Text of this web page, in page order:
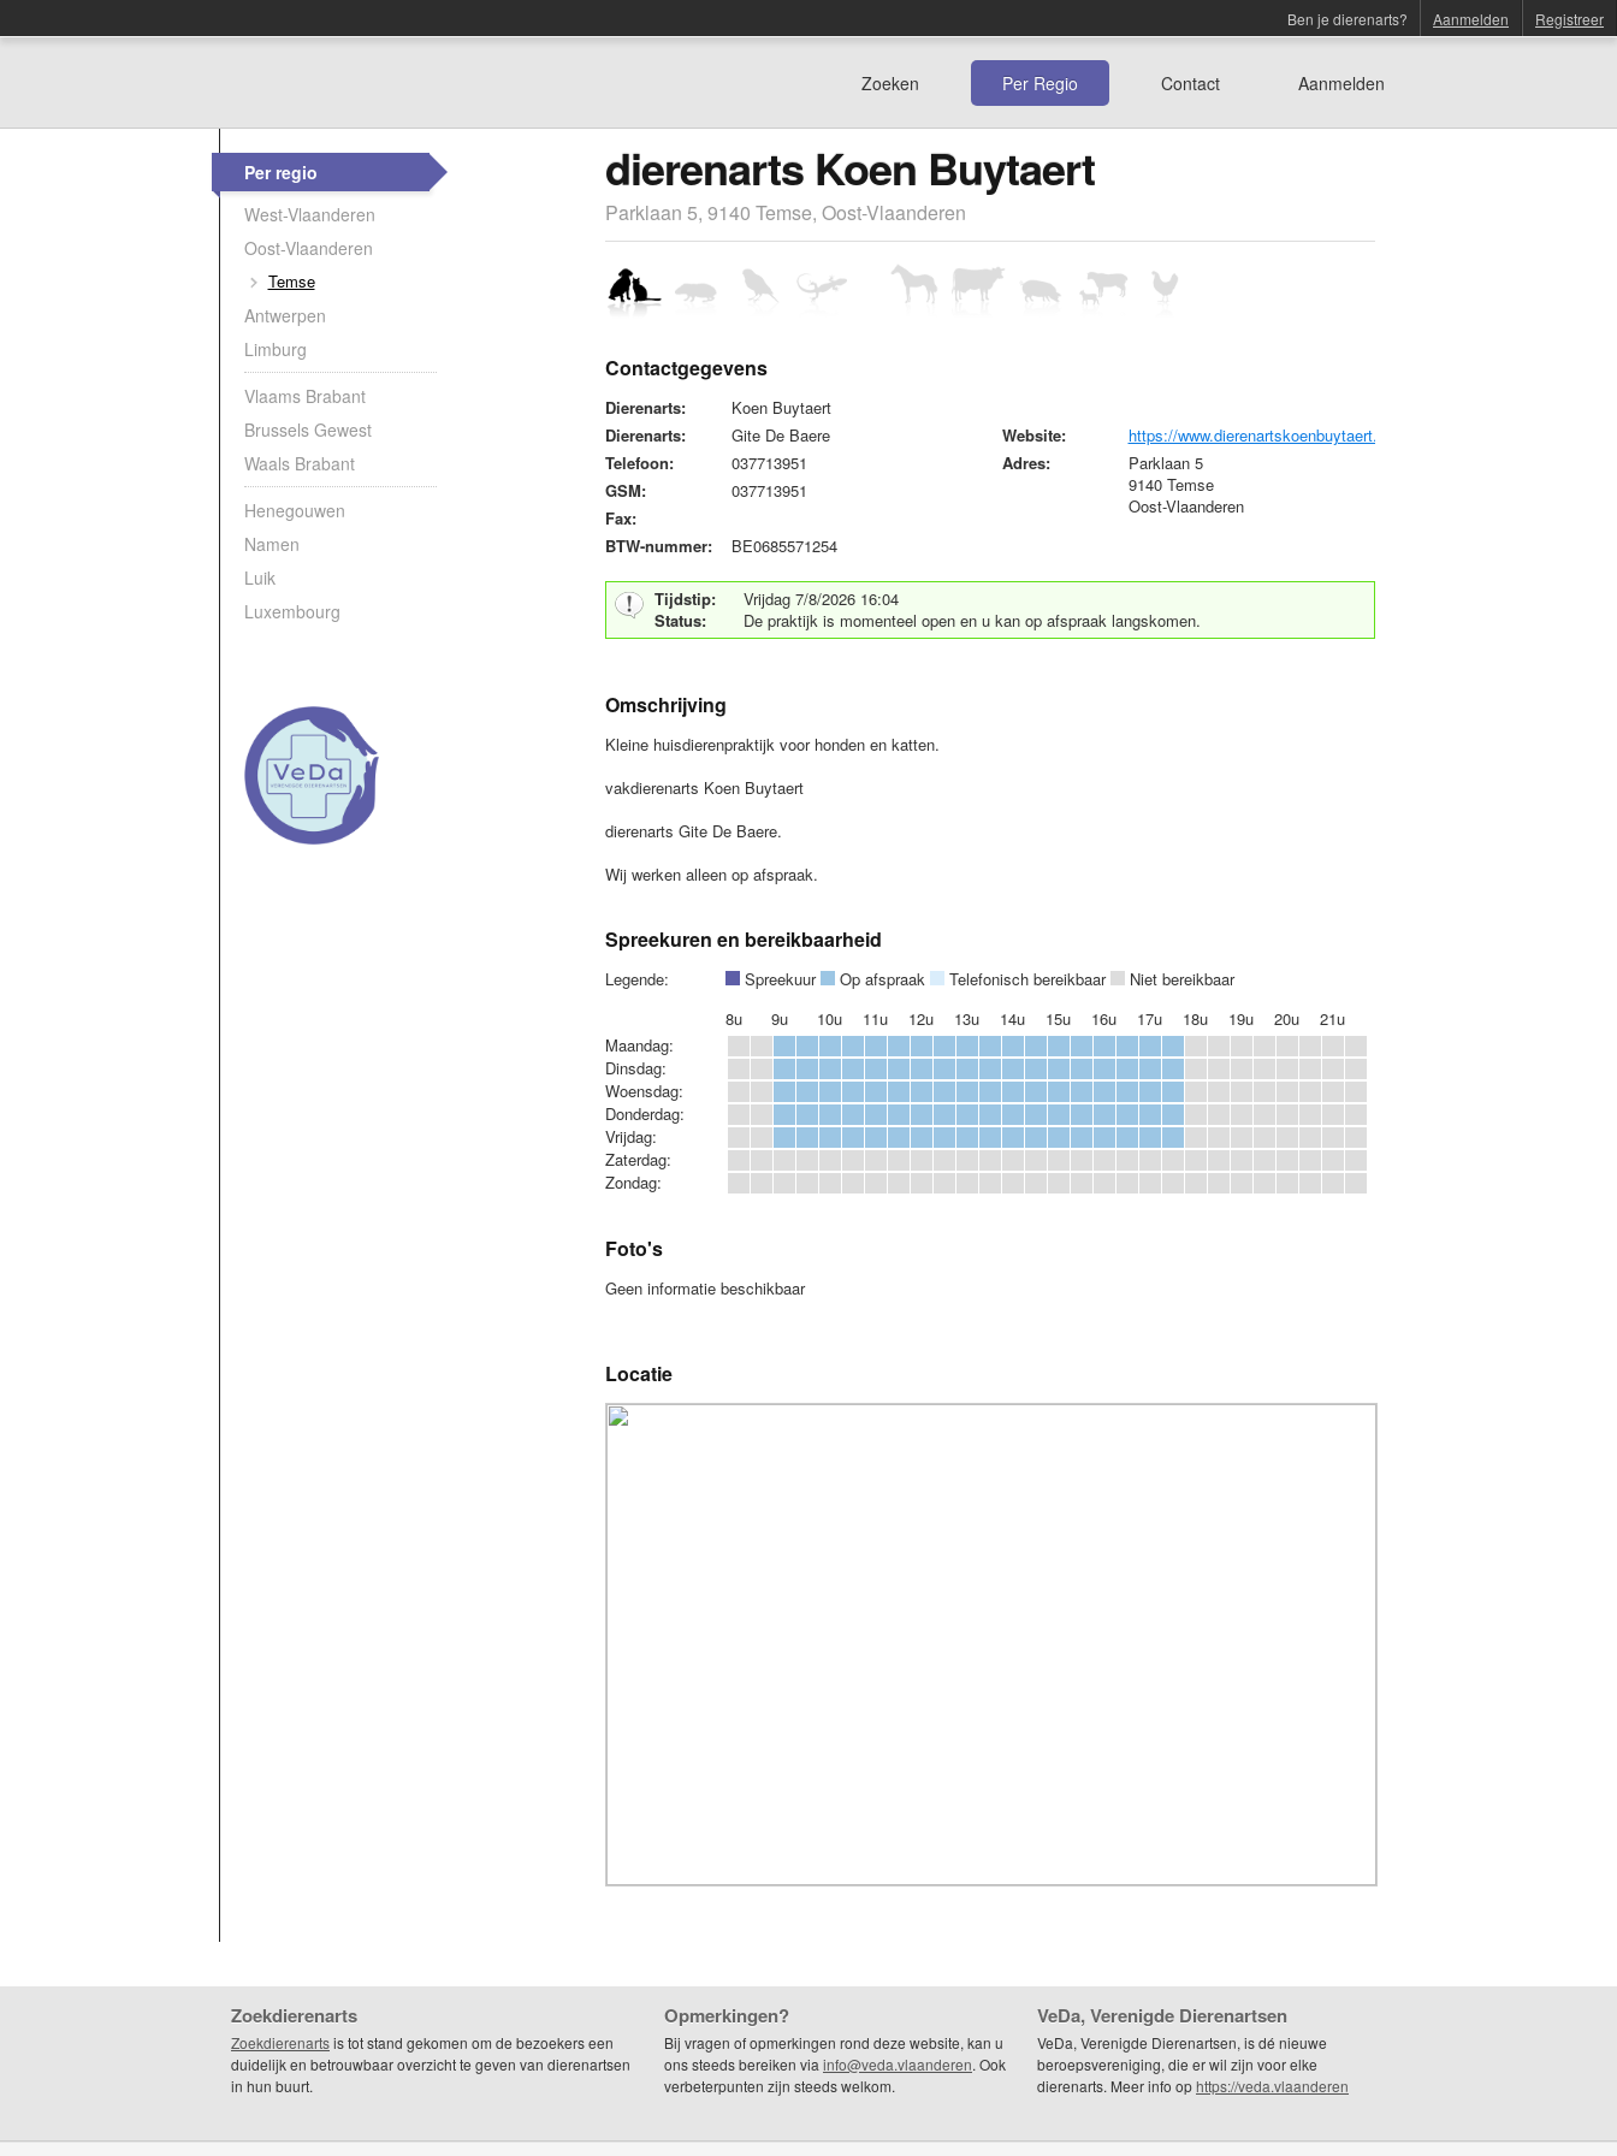
Aanmelden Registreer
Ben je dierenarts?
Zoeken Per Regio Contact Aanmelden
Per regio
West-Vlaanderen
Oost-Vlaanderen
Temse
Antwerpen
Limburg
Vlaams Brabant
Brussels Gewest
Waals Brabant
Henegouwen
Namen
Luik
Luxembourg
dierenarts Koen Buytaert
Parklaan 5, 9140 Temse, Oost-Vlaanderen
Contactgegevens
Dierenarts:
Koen Buytaert
Dierenarts:
Gite De Baere
Telefoon:
037713951
GSM:
037713951
Fax:
BTW-nummer:
BE0685571254
Website:
https://www.dierenartskoenbuytaert.be
Adres:
Parklaan 5
9140 Temse
Oost-Vlaanderen
Tijdstip:
Vrijdag 7/8/2026 16:04
Status:
De praktijk is momenteel open en u kan op afspraak langskomen.
Omschrijving
Kleine huisdierenpraktijk voor honden en katten.
vakdierenarts Koen Buytaert
dierenarts Gite De Baere.
Wij werken alleen op afspraak.
Spreekuren en bereikbaarheid
Legende: Spreekuur Op afspraak Telefonisch bereikbaar
Niet bereikbaar
8u
9u 10u 11u 12u 13u 14u 15u 16u 17u 18u 19u 20u
21u
Maandag:
Dinsdag:
Woensdag:
Donderdag:
Vrijdag:
Zaterdag:
Zondag:
Foto's
Geen informatie beschikbaar
Locatie
Zoekdierenarts
Zoekdierenartsis tot stand gekomen om de bezoekers een
duidelijk en betrouwbaar overzicht te geven van dierenartsen
in hun buurt.
Opmerkingen?
Bij vragen of opmerkingen rond deze website, kan u
ons steeds bereiken via info@veda.vlaanderen. Ook
verbeterpunten zijn steeds welkom.
VeDa, Verenigde Dierenartsen
VeDa, Verenigde Dierenartsen, is dé nieuwe
beroepsvereniging, die er wil zijn voor elke
dierenarts. Meer info ophttps://veda.vlaanderen